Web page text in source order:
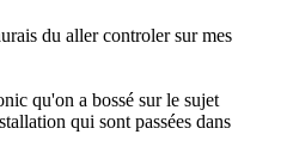
du aller controler sur mes
qu'on a bossé sur le sujet
qui sont passées dans